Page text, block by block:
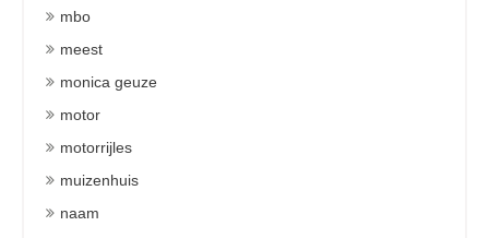
mbo
meest
monica geuze
motor
motorrijles
muizenhuis
naam